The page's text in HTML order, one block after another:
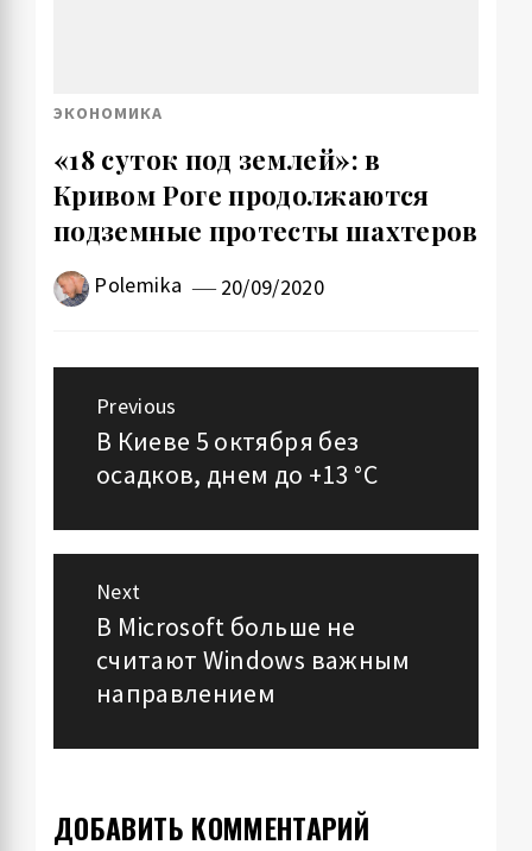
ЭКОНОМИКА
«18 суток под землей»: в
Кривом Роге продолжаются
подземные протесты шахтеров
Polemika 20/09/2020
Навигация
записям
Previous
Previous
post:
В Киеве 5 октября без
осадков, днем до +13 °С
Next
Next
post:
В Microsoft больше не
считают Windows важным
направлением
ДОБАВИТЬ КОММЕНТАРИЙ